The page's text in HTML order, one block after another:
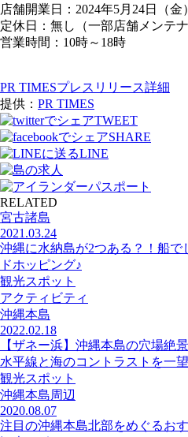
店舗開業日：2024年5月24日（金）
定休日：無し（一部店舗メンテ
営業時間：10時～18時
PR TIMESプレスリリース詳細
提供： PR TIMES
TWEET
SHARE
LINE
RELATED
宮古諸島
2021.03.24
沖縄に水納島が2つある？！船
ドホッピング♪
観光スポット
アクティビティ
沖縄本島
2022.02.18
【ザネー浜】沖縄本島の穴場絶
水平線と海のコントラストを一望
観光スポット
沖縄本島周辺
2020.08.07
注目の沖縄本島北部をめぐるお